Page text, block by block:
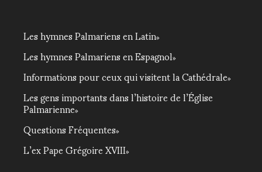
Les hymnes Palmariens en Latin
Les hymnes Palmariens en Espagnol
Informations pour ceux qui visitent la Cathédrale
Les gens importants dans l’histoire de l’Église
Palmarienne
Questions Fréquentes
L’ex Pape Grégoire XVIII